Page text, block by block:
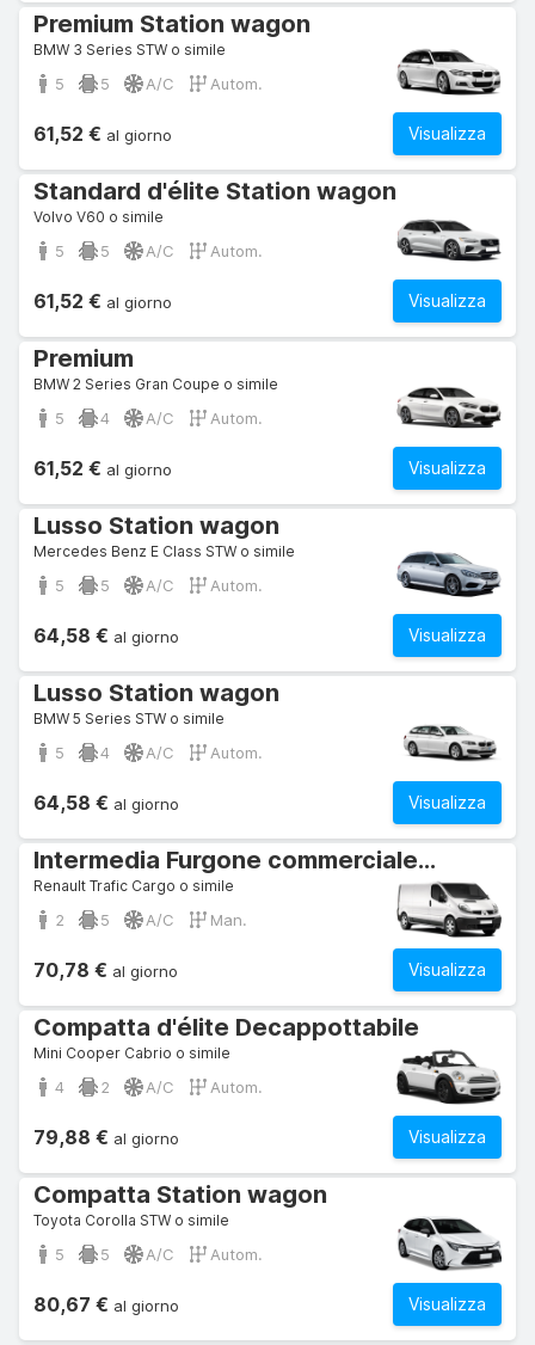
Premium Station wagon
BMW 3 Series STW o simile
5 5 A/C Autom.
Visualizza
61,52 € al giorno
Standard d'élite Station wagon
Volvo V60 o simile
5 5 A/C Autom.
Visualizza
61,52 € al giorno
Premium
BMW 2 Series Gran Coupe o simile
5 4 A/C Autom.
Visualizza
61,52 € al giorno
Lusso Station wagon
Mercedes Benz E Class STW o simile
5 5 A/C Autom.
Visualizza
64,58 € al giorno
Lusso Station wagon
BMW 5 Series STW o simile
5 4 A/C Autom.
Visualizza
64,58 € al giorno
Intermedia Furgone commerciale/autocarro
Renault Trafic Cargo o simile
2 5 A/C Man.
Visualizza
70,78 € al giorno
Compatta d'élite Decappottabile
Mini Cooper Cabrio o simile
4 2 A/C Autom.
Visualizza
79,88 € al giorno
Compatta Station wagon
Toyota Corolla STW o simile
5 5 A/C Autom.
Visualizza
80,67 € al giorno